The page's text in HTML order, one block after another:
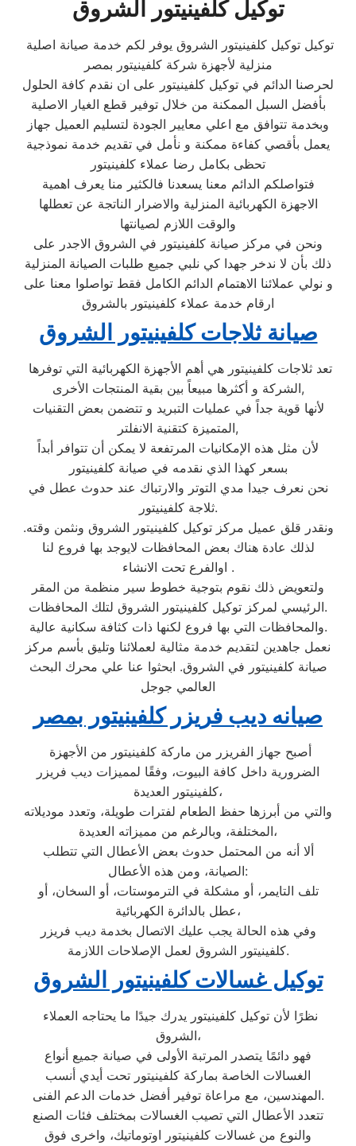
توكيل كلفينيتور الشروق
منزلية لأجهزة شركة كلفينيتور بمصر
لحرصنا الدائم في توكيل كلفينيتور على ان نقدم كافة الحلول
بأفضل السبل الممكنة من خلال توفير قطع الغيار الاصلية
وبخدمة تتوافق مع اعلي معايير الجودة لتسليم العميل جهاز
يعمل بأقصي كفاءة ممكنة و نأمل في تقديم خدمة نموذجية
تحظى بكامل رضا عملاء كلفينيتور
فتواصلكم الدائم معنا يسعدنا فالكثير منا يعرف اهمية
الاجهزة الكهربائية المنزلية والاضرار الناتجة عن تعطلها
والوقت اللازم لصيانتها
ونحن في مركز صيانة كلفينيتور في الشروق الاجدر على
ذلك بأن لا ندخر جهدا كي نلبي جميع طلبات الصيانة المنزلية
و نولي عملائنا الاهتمام الدائم الكامل فقط تواصلوا معنا على
ارقام خدمة عملاء كلفينيتور بالشروق
صيانة ثلاجات كلفينيتور الشروق
الشركة و أكثرها مبيعاً بين بقية المنتجات الأخرى,
لأنها قوية جداً في عمليات التبريد و تتضمن بعض التقنيات
المتميزة كتقنية الانفلتر,
لأن مثل هذه الإمكانيات المرتفعة لا يمكن أن تتوافر أبداً
بسعر كهذا الذي نقدمه في صيانة كلفينيتور
نحن نعرف جيدا مدي التوتر والارتباك عند حدوث عطل في
ثلاجة كلفينيتور.
ونقدر قلق عميل مركز توكيل كلفينيتور الشروق ونثمن وقته.
لذلك عادة هناك بعض المحافظات لايوجد بها فروع لنا
اوالفرع تحت الانشاء .
ولتعويض ذلك نقوم بتوجية خطوط سير منظمة من المقر
الرئيسي لمركز توكيل كلفينيتور الشروق لتلك المحافظات.
والمحافظات التي بها فروع لكنها ذات كثافة سكانية عالية.
نعمل جاهدين لتقديم خدمة مثالية لعملائنا وتليق بأسم مركز
صيانة كلفينيتور في الشروق. ابحثوا عنا علي محرك البحث
العالمي جوجل
صيانه ديب فريزر كلفينيتور بمصر
الضرورية داخل كافة البيوت، وفقًا لمميزات ديب فريزر
كلفينيتور العديدة،
والتي من أبرزها حفظ الطعام لفترات طويلة، وتعدد موديلاته
المختلفة، وبالرغم من مميزاته العديدة،
ألا أنه من المحتمل حدوث بعض الأعطال التي تتطلب
الصيانة، ومن هذه الأعطال:
تلف التايمر، أو مشكلة في الترموستات، أو السخان، أو
عطل بالدائرة الكهربائية،
وفي هذه الحالة يجب عليك الاتصال بخدمة ديب فريزر
كلفينيتور الشروق لعمل الإصلاحات اللازمة.
توكيل غسالات كلفينيتور الشروق
الشروق،
فهو دائمًا يتصدر المرتبة الأولى في صيانة جميع أنواع
الغسالات الخاصة بماركة كلفينيتور تحت أيدي أنسب
المهندسين، مع مراعاة توفير أفضل خدمات الدعم الفنى.
تتعدد الأعطال التي تصيب الغسالات بمختلف فئات الصنع
والنوع من غسالات كلفينيتور اوتوماتيك، واخرى فوق